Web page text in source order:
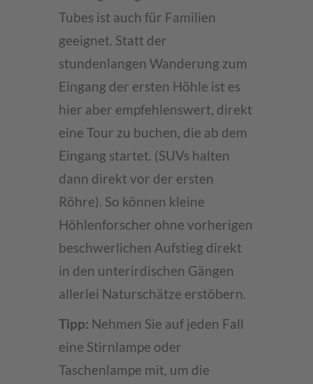
Tubes ist auch für Familien
geeignet. Statt der
stundenlangen Wanderung zum
Eingang der ersten Höhle ist es
hier aber empfehlenswert, direkt
eine Tour zu buchen, die ab dem
Eingang startet. (SUVs halten
dann direkt vor der ersten
Röhre). So können kleine
Höhlenforscher ohne vorherigen
beschwerlichen Aufstieg direkt
in den unterirdischen Gängen
allerlei Naturschätze erstöbern.
Tipp: Nehmen Sie auf jeden Fall
eine Stirnlampe oder
Taschenlampe mit, um die